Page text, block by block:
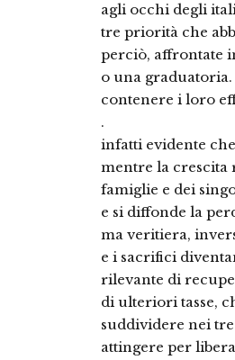
agli occhi degli
tre priorità che
perciò, affrontate
o una
contenere i loro
.
infatti evidente
mentre la crescita
famiglie e dei
e si diffonde la
ma veritiera,
e i sacrifici
rilevante di
di ulteriori tasse,
suddividere nei
attingere per